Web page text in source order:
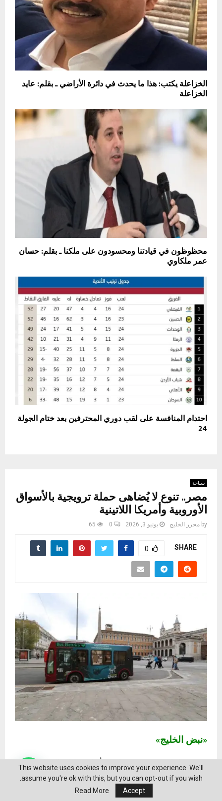
الخزاعلة يكتب: هذا ما يحدث في دائرة الأراضي ـ بقلم: عايد
الخزاعلة
محظوظون في قيادتنا ومحسودون على ملكنا ـ بقلم: حسان
عمر ملكاوي
احتدام المنافسة على لقب دوري المحترفين بعد ختام الجولة
24
سياحة
مصر.. تنوع لا يُضاهى حملة ترويجية بالأسواق
الأوروبية وأمريكا اللاتينية
by محرر الخليج يونيو 3, 2026 0
65
SHARE
0
«نبض الخليج»
تحت شعار “مصر.. تنوع لا يضاهى”، أطلقت وزارة السياحة
والآثار، ممثلة في الهيئة العامة المصرية للترويج السياحي،
مجموعة من الحملات الترويجية في عدد من الأسواق السياحية
This website uses cookies to improve your experience. We'll
assume you're ok with this, but you can opt-out if you wish.
Accept
Read More